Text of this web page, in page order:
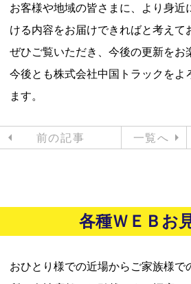
お客様や地域の皆さまに、より身近
ける内容をお届けできればと考えて
ぜひご覧いただき、今後の更新をお
今後とも株式会社中国トラックをよ
ます。
前の記事 一覧へ
各種ＷＥＢお
おひとり様での近場からご家族様で